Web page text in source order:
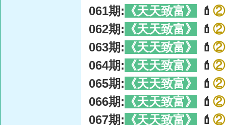
061期: 《天天致富》 💄 ②
062期: 《天天致富》 💄 ②
063期: 《天天致富》 💄 ②
064期: 《天天致富》 💄 ②
065期: 《天天致富》 💄 ②
066期: 《天天致富》 💄 ②
067期: 《天天致富》 💄 ②